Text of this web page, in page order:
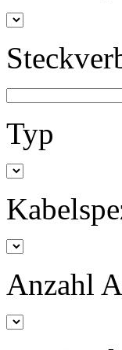
Typ
Anzahl